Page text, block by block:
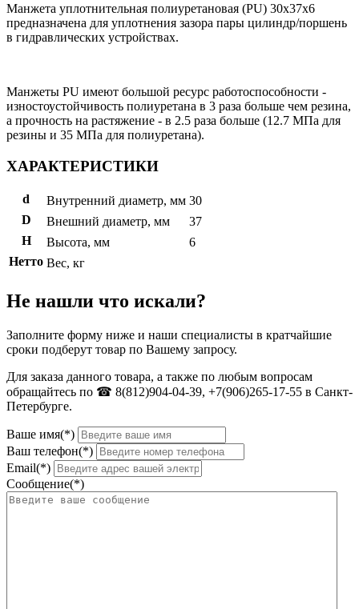
Манжета уплотнительная полиуретановая (PU) 30x37x6
предназначена для уплотнения зазора пары цилиндр/поршень
в гидравлических устройствах.
Манжеты PU имеют большой ресурс работоспособности -
изностоустойчивость полиуретана в 3 раза больше чем резина,
а прочность на растяжение - в 2.5 раза больше (12.7 МПа для
резины и 35 МПа для полиуретана).
ХАРАКТЕРИСТИКИ
d Внутренний диаметр, мм 30
D
Внешний диаметр, мм
37
H
Высота, мм
6
Нетто Вес, кг
Не нашли что искали?
Заполните форму ниже и наши специалисты в кратчайшие
сроки подберут товар по Вашему запросу.
Для заказа данного товара, а также по любым вопросам
обращайтесь по ☎ 8(812)904-04-39, +7(906)265-17-55 в Санкт-
Петербурге.
Ваше имя(*)
Ваш телефон(*)
Email(*)
Сообщение(*)